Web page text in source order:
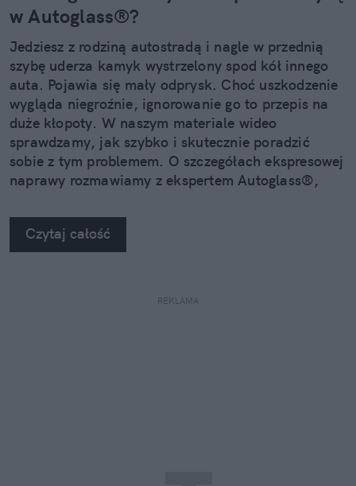
w Autoglass®?
Jedziesz z rodziną autostradą i nagle w przednią
szybę uderza kamyk wystrzelony spod kół innego
auta. Pojawia się mały odprysk. Choć uszkodzenie
wygląda niegroźnie, ignorowanie go to przepis na
duże kłopoty. W naszym materiale wideo
sprawdzamy, jak szybko i skutecznie poradzić
sobie z tym problemem. O szczegółach ekspresowej
naprawy rozmawiamy z ekspertem Autoglass®,
Czytaj całość
REKLAMA